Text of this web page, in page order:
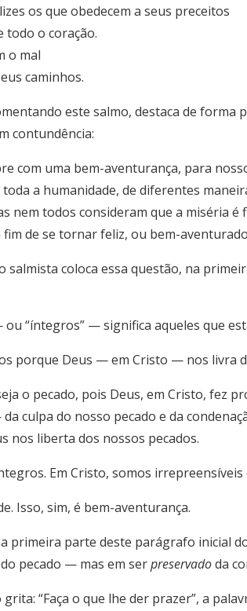
os que obedecem a seus preceitos
todo o coração.
o mal
caminhos.
este salmo, destaca de forma
contundência:
com uma bem-aventurança, para
a humanidade, de diferentes
nem todos consideram que a miséria
fim de se tornar feliz, ou bem-
salmista coloca essa questão, na
“íntegros” — significa aqueles que
porque Deus — em Cristo — nos livra
o pecado, pois Deus, em Cristo, fez
culpa do nosso pecado e da
nos liberta dos nossos pecados.
Em Cristo, somos irrepreensíveis
Isso, sim, é bem-aventurança.
primeira parte deste parágrafo inicial
pecado — mas em serpreservadoda
“Faça o que lhe der prazer”, a